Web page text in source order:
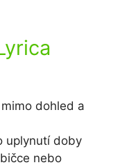
dohled a
uplynutí doby
nebo